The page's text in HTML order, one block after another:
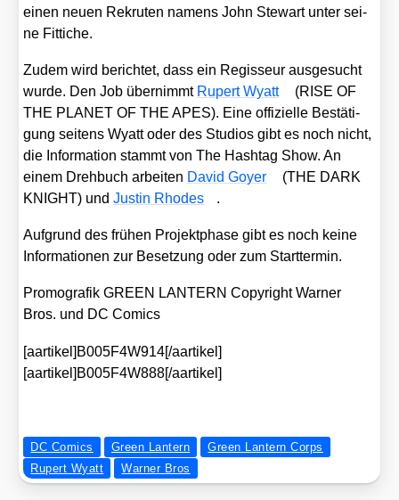
einen neu­en Rekru­ten namens John Ste­wart unter sei­
ne Fit­ti­che.
Zudem wird berich­tet, dass ein Regis­seur aus­ge­sucht
wur­de. Den Job über­nimmt Rupert Wyatt
(RISE OF
THE PLANET OF THE APES). Eine offi­zi­el­le Bestä­ti­
gung sei­tens Wyatt oder des Stu­di­os gibt es noch nicht,
die Infor­ma­ti­on stammt von The Hash­tag Show. An
einem Dreh­buch arbei­ten David Goy­er
(THE DARK
KNIGHT) undJus­tin Rho­des .
Auf­grund des frü­hen Pro­jekt­pha­se gibt es noch kei­ne
Infor­ma­tio­nen zur Beset­zung oder zum Start­ter­min.
Pro­mo­gra­fik GREEN LANTERN Copy­right War­ner
Bros. und DC Comics
[aartikel]B005F4W914[/aartikel]
[aartikel]B005F4W888[/aartikel]
DC Comics Green Lantern
Green Lantern Corps
Rupert Wyatt
Warner Bros